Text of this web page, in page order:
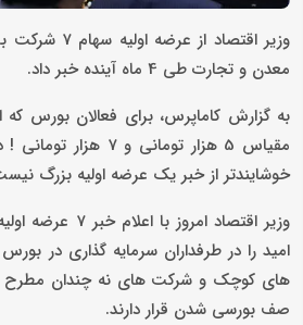
وزیر اقتصاد
معدن و تجارت طی 4 ماه آینده خبر داد.
به گزارش کاماپرس، برای فعالان بورس
مقیاس 5 هزار تومانی
خوشایندتر از خبر یک عرضه اولیه بزرگ
وزیر اقتصاد امروز
امید را در طرفداران سرمایه گذاری در
های کوچک و شرکت های نه چندان مطرح
صف بورسی شدن قرار دارند.